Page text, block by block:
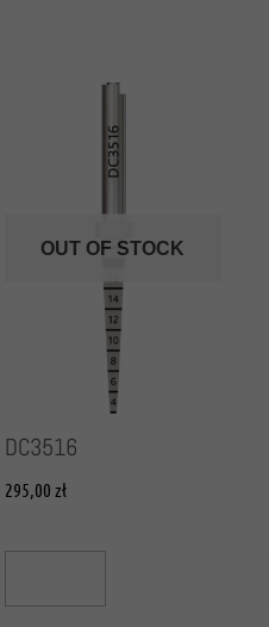
OUT OF STOCK
DC3516
295,00 zł